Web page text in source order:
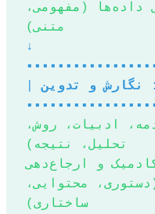
داده‌ها (مفهومی،
متنی)
↓
ادبیات، روش،
تحلیل، نتیجه)
و ارجاع‌دهی
محتوایی،
ساختاری)